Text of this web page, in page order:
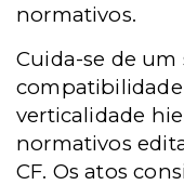
normativos.
Cuida-se de um
verticalidade
normativos
CF. Os atos